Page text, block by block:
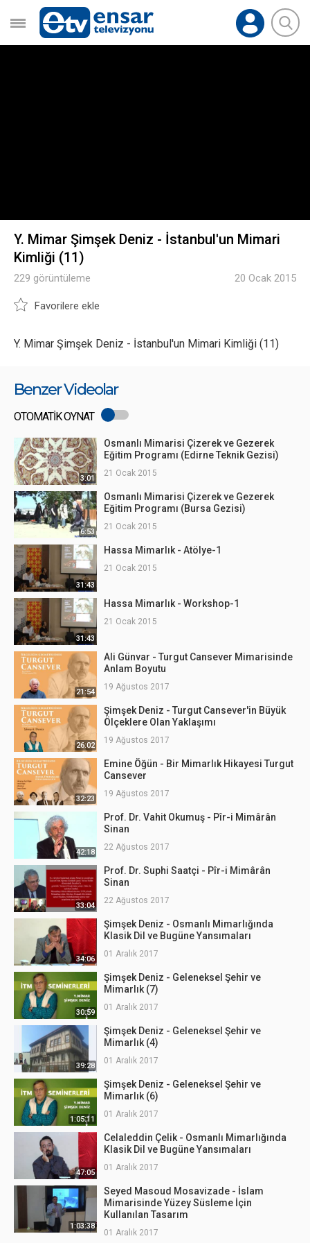
Y. Mimar Şimşek Deniz - İstanbul'un Mimari
Kimliği (11)
229 görüntüleme 20 Ocak 2015
Favorilere ekle
Y. Mimar Şimşek Deniz - İstanbul'un Mimari Kimliği (11)
Benzer Videolar
OTOMATİK OYNAT
3:01
Osmanlı Mimarisi Çizerek ve Gezerek
Eğitim Programı (Edirne Teknik Gezisi)
21 Ocak 2015
6:53
Osmanlı Mimarisi Çizerek ve Gezerek
Eğitim Programı (Bursa Gezisi)
21 Ocak 2015
31:43
Hassa Mimarlık - Atölye-1
21 Ocak 2015
31:43
Hassa Mimarlık - Workshop-1
21 Ocak 2015
21:54
Ali Günvar - Turgut Cansever Mimarisinde
Anlam Boyutu
19 Ağustos 2017
26:02
Şimşek Deniz - Turgut Cansever'in Büyük
Ölçeklere Olan Yaklaşımı
19 Ağustos 2017
32:23
Emine Öğün - Bir Mimarlık Hikayesi Turgut
Cansever
19 Ağustos 2017
42:18
Prof. Dr. Vahit Okumuş - Pîr-i Mimârân
Sinan
22 Ağustos 2017
33:04
Prof. Dr. Suphi Saatçi - Pîr-i Mimârân
Sinan
22 Ağustos 2017
34:06
Şimşek Deniz - Osmanlı Mimarlığında
Klasik Dil ve Bugüne Yansımaları
01 Aralık 2017
30:59
Şimşek Deniz - Geleneksel Şehir ve
Mimarlık (7)
01 Aralık 2017
39:28
Şimşek Deniz - Geleneksel Şehir ve
Mimarlık (4)
01 Aralık 2017
1:05:11
Şimşek Deniz - Geleneksel Şehir ve
Mimarlık (6)
01 Aralık 2017
47:05
Celaleddin Çelik - Osmanlı Mimarlığında
Klasik Dil ve Bugüne Yansımaları
01 Aralık 2017
1:03:38
Seyed Masoud Mosavizade - İslam
Mimarisinde Yüzey Süsleme İçin
Kullanılan Tasarım
01 Aralık 2017